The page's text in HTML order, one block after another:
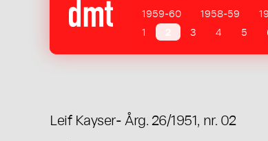
1959-60
1958-59
1
3 4 5
Leif Kayser- Årg. 26/1951, nr. 02